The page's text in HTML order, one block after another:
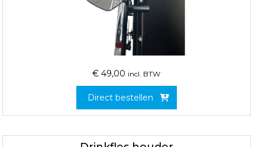
€ 49,00 incl. BTW
Direct bestellen